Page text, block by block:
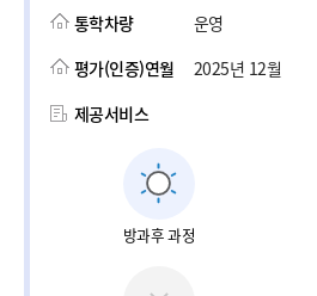
통학차량
운영
평가(인증)연월
2025년 12월
제공서비스
방과후 과정